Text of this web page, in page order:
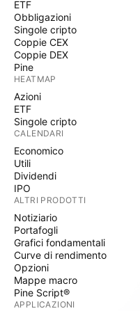
ETF
Obbligazioni
Singole cripto
Coppie CEX
Coppie DEX
Pine
HEATMAP
Azioni
ETF
Singole cripto
CALENDARI
Economico
Utili
Dividendi
IPO
ALTRI PRODOTTI
Notiziario
Portafogli
Grafici fondamentali
Curve di rendimento
Opzioni
Mappe macro
Pine Script®
APPLICAZIONI